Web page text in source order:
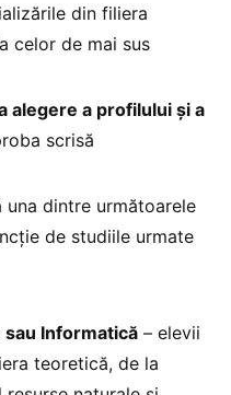
din filiera
celor de mai sus
alegere a profilului și a
scrisă
dintre următoarele
de studiile urmate
sau Informatică – elevii
teoretică, de la